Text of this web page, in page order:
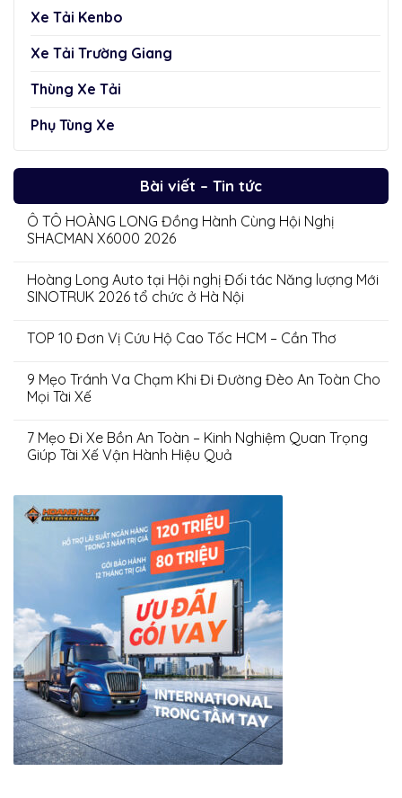
Xe Tải Kenbo
Xe Tải Trường Giang
Thùng Xe Tải
Phụ Tùng Xe
Bài viết – Tin tức
Ô TÔ HOÀNG LONG Đồng Hành Cùng Hội Nghị
SHACMAN X6000 2026
Hoàng Long Auto tại Hội nghị Đối tác Năng lượng Mới
SINOTRUK 2026 tổ chức ở Hà Nội
TOP 10 Đơn Vị Cứu Hộ Cao Tốc HCM – Cần Thơ
9 Mẹo Tránh Va Chạm Khi Đi Đường Đèo An Toàn Cho
Mọi Tài Xế
7 Mẹo Đi Xe Bồn An Toàn – Kinh Nghiệm Quan Trọng
Giúp Tài Xế Vận Hành Hiệu Quả